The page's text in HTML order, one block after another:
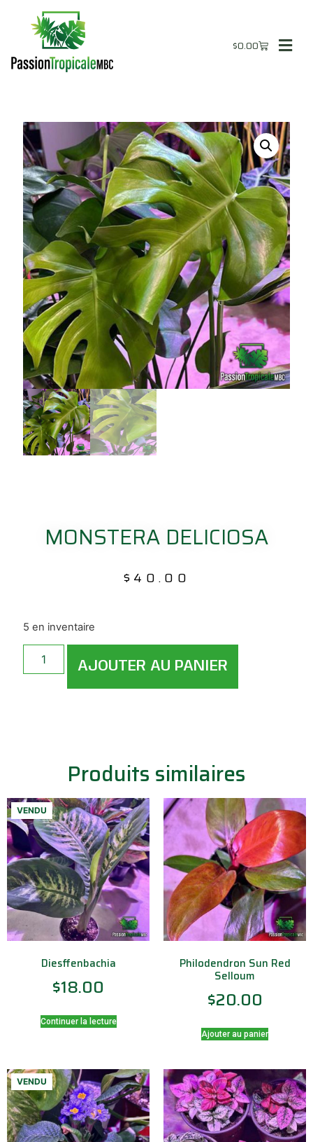
$0.00
MONSTERA DELICIOSA
$ 40.00
5 en inventaire
AJOUTER AU PANIER
Produits similaires
VENDU
Diesffenbachia
$18.00
Continuer la lecture
Philodendron Sun Red
Selloum
$20.00
Ajouter au panier
VENDU